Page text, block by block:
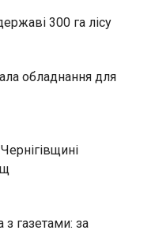
300 га лісу
обладнання для
з газетами: за